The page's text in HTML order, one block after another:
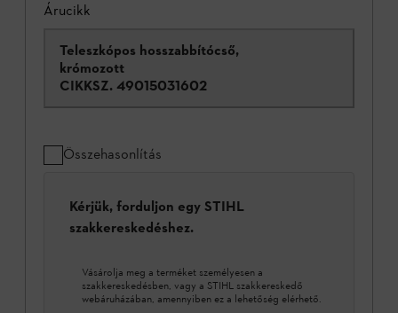
Árucikk
Teleszkópos hosszabbítócső,
krómozott
CIKKSZ. 49015031602
Összehasonlítás
Kérjük, forduljon egy STIHL
szakkereskedéshez.
Vásárolja meg a terméket személyesen a
szakkereskedésben, vagy a STIHL szakkereskedő
webáruházában, amennyiben ez a lehetőség elérhető.